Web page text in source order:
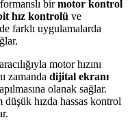
birmotor kontrol
hız kontrolü ve
farklı uygulamalarda
aracılığıyla motor hızını
zamanda dijital ekranı
olanak sağlar.
düşük hızda hassas kontrol